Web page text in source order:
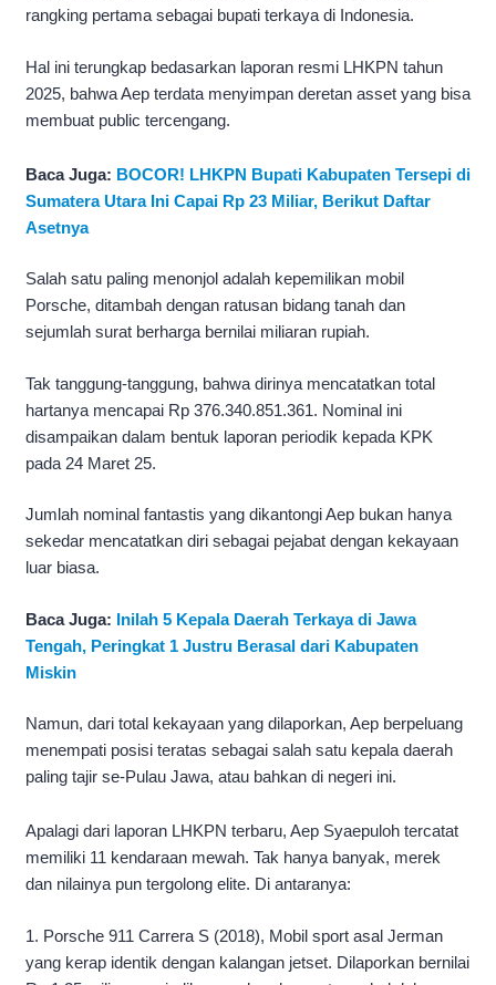
rangking pertama sebagai bupati terkaya di Indonesia.
Hal ini terungkap bedasarkan laporan resmi LHKPN tahun
2025, bahwa Aep terdata menyimpan deretan asset yang bisa
membuat public tercengang.
Baca Juga: BOCOR! LHKPN Bupati Kabupaten Tersepi di
Sumatera Utara Ini Capai Rp 23 Miliar, Berikut Daftar
Asetnya
Salah satu paling menonjol adalah kepemilikan mobil
Porsche, ditambah dengan ratusan bidang tanah dan
sejumlah surat berharga bernilai miliaran rupiah.
Tak tanggung-tanggung, bahwa dirinya mencatatkan total
hartanya mencapai Rp 376.340.851.361. Nominal ini
disampaikan dalam bentuk laporan periodik kepada KPK
pada 24 Maret 25.
Jumlah nominal fantastis yang dikantongi Aep bukan hanya
sekedar mencatatkan diri sebagai pejabat dengan kekayaan
luar biasa.
Baca Juga: Inilah 5 Kepala Daerah Terkaya di Jawa
Tengah, Peringkat 1 Justru Berasal dari Kabupaten
Miskin
Namun, dari total kekayaan yang dilaporkan, Aep berpeluang
menempati posisi teratas sebagai salah satu kepala daerah
paling tajir se-Pulau Jawa, atau bahkan di negeri ini.
Apalagi dari laporan LHKPN terbaru, Aep Syaepuloh tercatat
memiliki 11 kendaraan mewah. Tak hanya banyak, merek
dan nilainya pun tergolong elite. Di antaranya:
1. Porsche 911 Carrera S (2018), Mobil sport asal Jerman
yang kerap identik dengan kalangan jetset. Dilaporkan bernilai